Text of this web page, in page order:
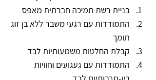
בניית רשת תמיכה חברתית מאפס
התמודדות עם רגעי משבר ללא בן זוג
תומך
קבלת החלטות משמעותיות לבד
התמודדות עם געגועים וחוויות